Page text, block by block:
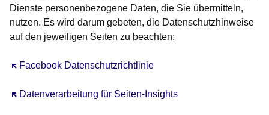
Dienste personenbezogene Daten, die Sie übermitteln,
nutzen. Es wird darum gebeten, die Datenschutzhinweise
auf den jeweiligen Seiten zu beachten:
Facebook Datenschutzrichtlinie
Öffnet sich in einem neuen Fenster
Datenverarbeitung für Seiten-Insights
Öffnet sich in einem neuen Fenster